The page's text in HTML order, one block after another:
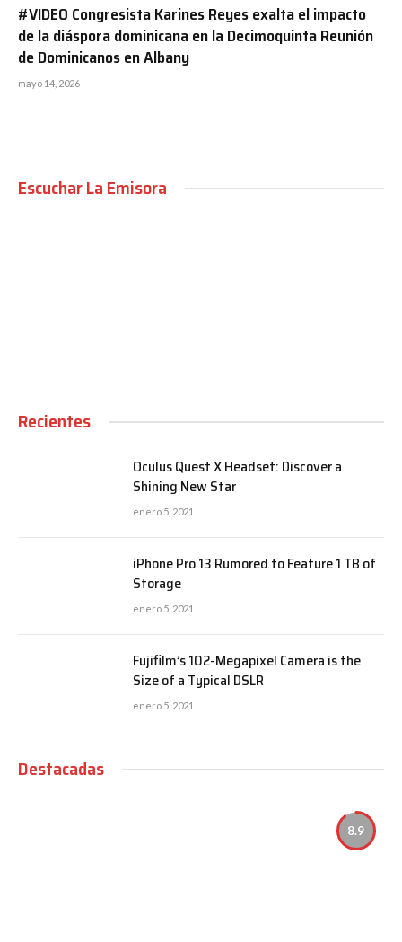
#VIDEO Congresista Karines Reyes exalta el impacto
de la diáspora dominicana en la Decimoquinta Reunión
de Dominicanos en Albany
mayo 14, 2026
Escuchar La Emisora
Recientes
Oculus Quest X Headset: Discover a
Shining New Star
enero 5, 2021
iPhone Pro 13 Rumored to Feature 1 TB of
Storage
enero 5, 2021
Fujifilm’s 102-Megapixel Camera is the
Size of a Typical DSLR
enero 5, 2021
Destacadas
8.9